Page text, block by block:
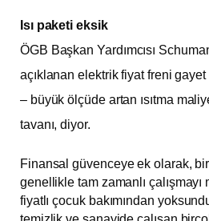
Isı paketi eksik
ÖGB Başkan Yardımcısı
açıklanan elektrik fiyat freni gayet
– büyük ölçüde artan ısıtma
tavanı, diyor.
Finansal güvenceye ek olarak,
genellikle tam zamanlı çalışmayı
fiyatlı çocuk bakımından